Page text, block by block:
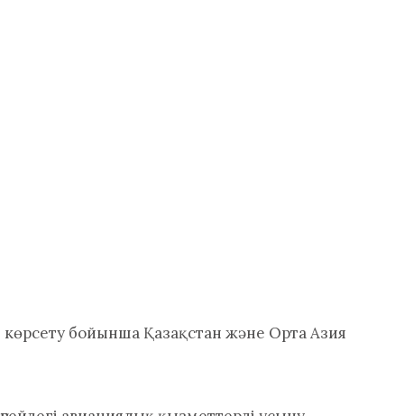
бойынша Қазақстан және Орта Азия